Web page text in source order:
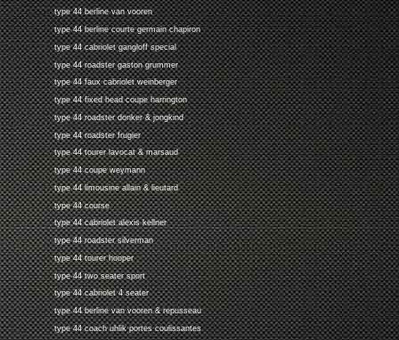
type 44 berline van vooren
type 44 berline courte germain chapiron
type 44 cabriolet gangloff special
type 44 roadster gaston grummer
type 44 faux cabriolet weinberger
type 44 fixed head coupe harrington
type 44 roadster donker & jongkind
type 44 roadster frugier
type 44 tourer lavocat & marsaud
type 44 coupe weymann
type 44 limousine allain & lieutard
type 44 course
type 44 cabriolet alexis kellner
type 44 roadster silverman
type 44 tourer hooper
type 44 two seater sport
type 44 cabriolet 4 seater
type 44 berline van vooren & repusseau
type 44 coach uhlik portes coulissantes